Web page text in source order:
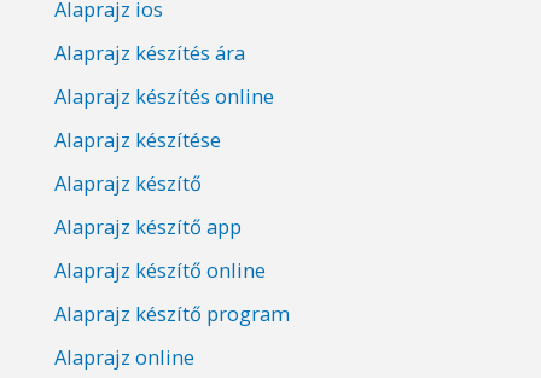
Alaprajz ios
Alaprajz készítés ára
Alaprajz készítés online
Alaprajz készítése
Alaprajz készítő
Alaprajz készítő app
Alaprajz készítő online
Alaprajz készítő program
Alaprajz online